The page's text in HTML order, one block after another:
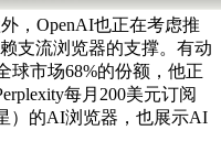
，OpenAI也正在考虑推
支流浏览器的支撑。有动
球市场68%的份额，他正
每月200美元订阅
）的AI浏览器，也展示AI